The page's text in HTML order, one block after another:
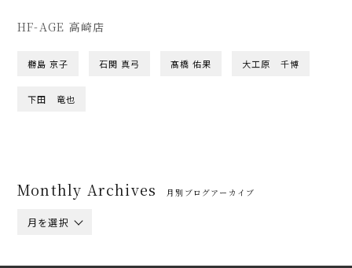
HF-AGE 高崎店
橳島 京子 石関 真弓 髙橋 佑果 大工原 千博
下田 竜也
Monthly Archives 月別ブログアーカイブ
月を選択